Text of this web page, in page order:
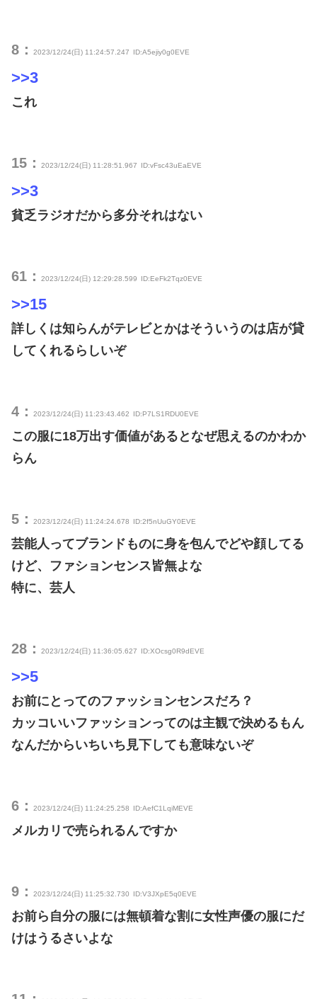
8： 2023/12/24(日) 11:24:57.247 ID:A5ejiy0g0EVE
>>3
これ
15： 2023/12/24(日) 11:28:51.967 ID:vFsc43uEaEVE
>>3
貧乏ラジオだから多分それはない
61： 2023/12/24(日) 12:29:28.599 ID:EeFk2Tqz0EVE
>>15
詳しくは知らんがテレビとかはそういうのは店が貸
してくれるらしいぞ
4： 2023/12/24(日) 11:23:43.462 ID:P7LS1RDU0EVE
この服に18万出す価値があるとなぜ思えるのかわか
らん
5： 2023/12/24(日) 11:24:24.678 ID:2f5nUuGY0EVE
芸能人ってブランドものに身を包んでどや顔してる
けど、ファションセンス皆無よな
特に、芸人
28： 2023/12/24(日) 11:36:05.627 ID:XOcsg0R9dEVE
>>5
お前にとってのファッションセンスだろ？
カッコいいファッションってのは主観で決めるもん
なんだからいちいち見下しても意味ないぞ
6： 2023/12/24(日) 11:24:25.258 ID:AefC1LqiMEVE
メルカリで売られるんですか
9： 2023/12/24(日) 11:25:32.730 ID:V3JXpE5q0EVE
お前ら自分の服には無頓着な割に女性声優の服にだ
けはうるさいよな